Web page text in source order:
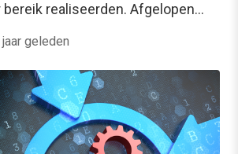
bereik realiseerden. Afgelopen…
geleden